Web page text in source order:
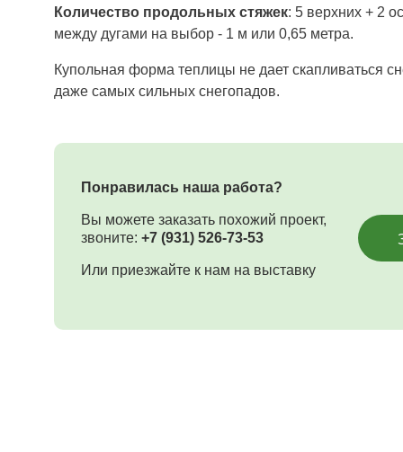
Количество продольных стяжек: 5 верхних + 2
между дугами на выбор - 1 м или 0,65 метра.
Купольная форма теплицы не дает скапливаться
даже самых сильных снегопадов.
Понравилась наша работа?
Вы можете заказать похожий проект,
звоните: +7 (931) 526-73-53
Или приезжайте к нам на выставку